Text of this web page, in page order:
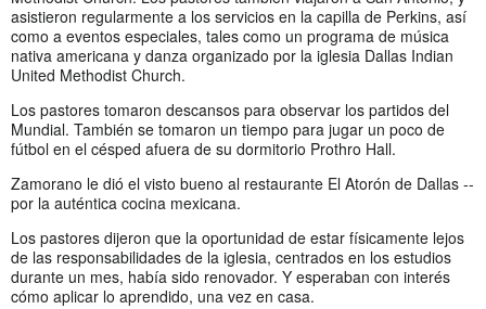
asistieron regularmente a los servicios en la capilla de Perkins, así
como a eventos especiales, tales como un programa de música
nativa americana y danza organizado por la iglesia Dallas Indian
United Methodist Church.
Los pastores tomaron descansos para observar los partidos del
Mundial. También se tomaron un tiempo para jugar un poco de
fútbol en el césped afuera de su dormitorio Prothro Hall.
Zamorano le dió el visto bueno al restaurante El Atorón de Dallas --
por la auténtica cocina mexicana.
Los pastores dijeron que la oportunidad de estar físicamente lejos
de las responsabilidades de la iglesia, centrados en los estudios
durante un mes, había sido renovador. Y esperaban con interés
cómo aplicar lo aprendido, una vez en casa.